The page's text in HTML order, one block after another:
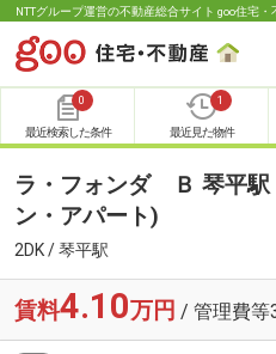
NTTグループ運営の不動産総合サイト goo住宅・
0
最近検索した条件
1
最近見た物件
ラ・フォンダ Ｂ 琴平駅
ン・アパート)
2DK / 琴平駅
賃料4.10万円 / 管理費等